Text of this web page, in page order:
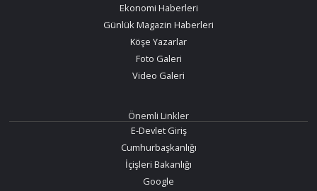
Ekonomi Haberleri
Günlük Magazin Haberleri
Köşe Yazarlar
Foto Galeri
Video Galeri
Önemli Linkler
E-Devlet Giriş
Cumhurbaşkanlığı
İçişleri Bakanlığı
Google